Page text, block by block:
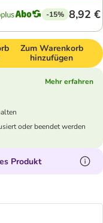
-15% 8,92 €
Zum Warenkorb
hinzufügen
Mehr erfahren
oder beendet werden
Produkt